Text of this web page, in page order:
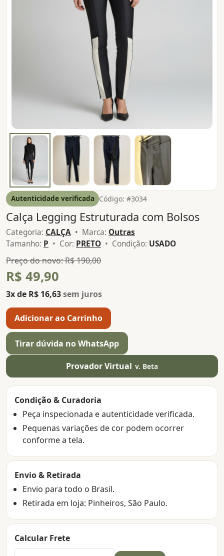
Autenticidade verificada Código: #3034
Calça Legging Estruturada com Bolsos
Categoria: CALÇA • Marca: Outras
Tamanho: P • Cor: PRETO • Condição: USADO
Preço do novo: R$ 190,00
R$ 49,90
3x de R$ 16,63sem juros
Adicionar ao Carrinho
Tirar dúvida no WhatsApp
Provador Virtual v. Beta
Condição & Curadoria
Peça inspecionada e autenticidade verificada.
Pequenas variações de cor podem ocorrer
conforme a tela.
Envio & Retirada
Envio para todo o Brasil.
Retirada em loja: Pinheiros, São Paulo.
Calcular Frete